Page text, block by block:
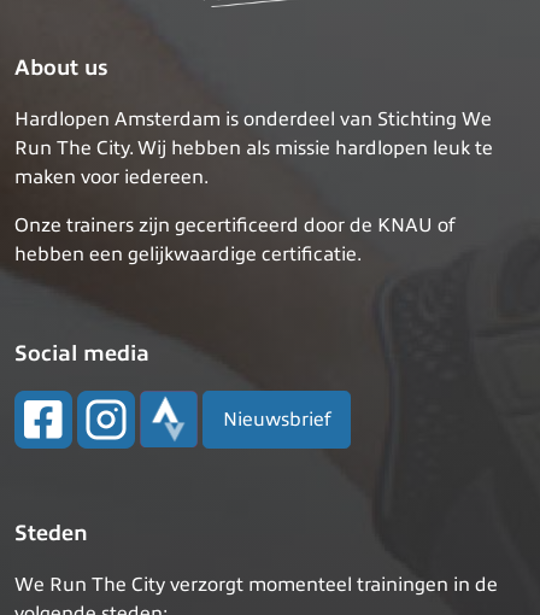
About us
Hardlopen Amsterdam is onderdeel van Stichting We
Run The City. Wij hebben als missie hardlopen leuk te
maken voor iedereen.
Onze trainers zijn gecertificeerd door de KNAU of
hebben een gelijkwaardige certificatie.
Social media
Nieuwsbrief
Steden
We Run The City verzorgt momenteel trainingen in de